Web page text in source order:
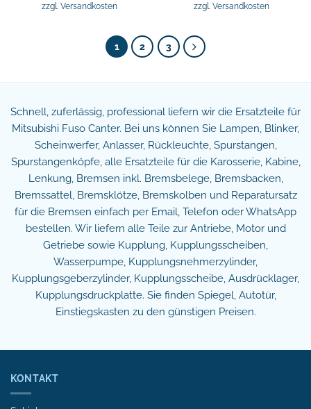
zzgl. Versandkosten zzgl. Versandkosten
1 2 3
Schnell, zuferlässig, professional liefern wir die Ersatzteile für
Mitsubishi Fuso Canter. Bei uns können Sie Lampen, Blinker,
Scheinwerfer, Anlasser, Rückleuchte, Spurstangen,
Spurstangenköpfe, alle Ersatzteile für die Karosserie, Kabine,
Lenkung, Bremsen inkl. Bremsbelege, Bremsbacken,
Bremssattel, Bremsklötze, Bremskolben und Reparatursatz
für die Bremsen einfach per Email, Telefon oder WhatsApp
bestellen. Wir liefern alle Teile zur Antriebe, Motor und
Getriebe sowie Kupplung, Kupplungsscheiben,
Wasserpumpe, Kupplungsnehmerzylinder,
Kupplungsgeberzylinder, Kupplungsscheibe, Ausdrücklager,
Kupplungsdruckplatte. Sie finden Spiegel, Autotür,
Einstiegskasten zu den günstigen Preisen.
KONTAKT